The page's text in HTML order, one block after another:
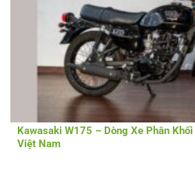
Kawasaki W175 – Dòng Xe Phân
Việt Nam